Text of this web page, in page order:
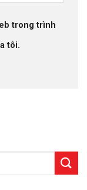
trong trình
tôi.